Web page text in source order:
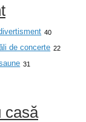
40
de concerte 22
31
casă